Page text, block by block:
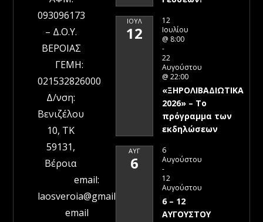
093096173
– Δ.Ο.Υ.
ΒΕΡΟΙΑΣ
ΓΕΜΗ:
021532826000
Δ/νση:
Βενιζέλου
10, ΤΚ
59131,
Βέροια
email:
laosveroia@gmail.com
email
ΙΟΎΛ
12
12
Ιουλίου
@ 8:00
-
22
Αυγούστου
@ 22:00
«ΞΗΡΟΛΙΒΑΔΙΩΤΙΚΑ
2026» – To
πρόγραμμα των
εκδηλώσεων
ΑΥΓ
6
6
Αυγούστου
-
12
Αυγούστου
6 – 12
ΑΥΓΟΥΣΤΟΥ